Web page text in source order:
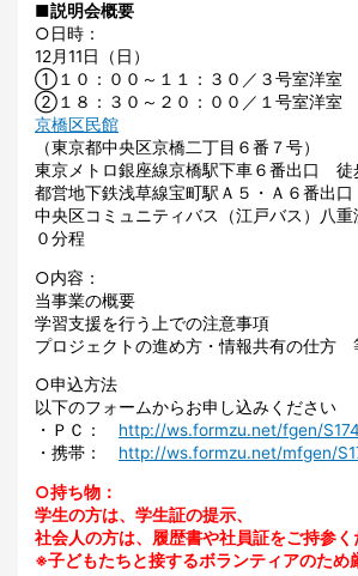
■説明会概要
○日時：
12月11日（日）
①１０：００～１１：３０／３号室洋室
②１８：３０～２０：００／１号室洋室
京橋区民館
（東京都中央区京橋二丁目６番７号）
東京メトロ銀座線京橋駅下車６番出口 徒
都営地下鉄浅草線宝町駅Ａ５・Ａ６番出
中央区コミュニティバス（江戸バス）八
０分程
○内容：
当事業の概要
学習支援を行う上での注意事項
プロジェクトの進め方・情報共有の仕方
○申込方法
以下のフォームからお申し込みください
・ＰＣ： http://ws.formzu.net/fgen/
・携帯： http://ws.formzu.net/mfgen/
○持ち物：
学生の方は、学生証の提示、
社会人の方は、履歴書や社員証をご持参く
※子どもたちと接するボランティアのため